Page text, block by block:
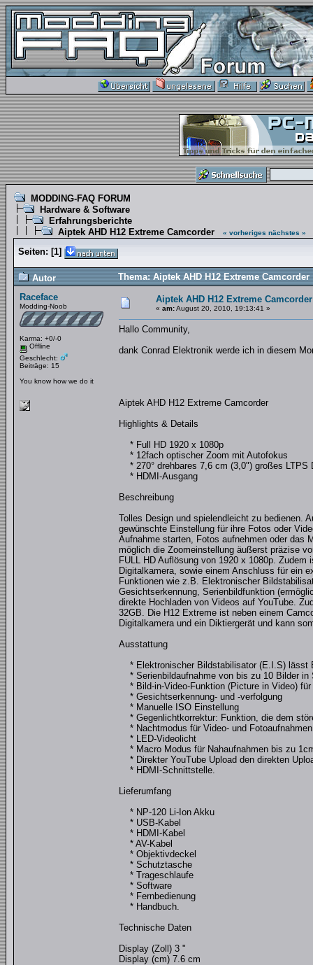
MODDING-FAQ FORUM
Hardware & Software
Erfahrungsberichte
Aiptek AHD H12 Extreme Camcorder
« vorheriges nächstes »
Seiten: [1]
Autor
Thema: Aiptek AHD H12 Extreme
Raceface
Modding-Noob
Karma: +0/-0
Offline
Geschlecht:
Beiträge: 15
You know how we do it
Aiptek AHD H12 Extreme Camcorder
« am:August 20, 2010, 19:13:41 »
Hallo Community,
dank Conrad Elektronik werde ich in diesem
Aiptek AHD H12 Extreme Camcorder
Highlights & Details
* Full HD 1920 x 1080p
* 12fach optischer Zoom mit Autofokus
* 270° drehbares 7,6 cm (3,0") großes LTPS
* HDMI-Ausgang
Beschreibung
Tolles Design und spielendleicht zu bedienen.
gewünschte Einstellung für ihre Fotos oder
Aufnahme starten, Fotos aufnehmen oder das
möglich die Zoomeinstellung äußerst präzise
FULL HD Auflösung von 1920 x 1080p.
Digitalkamera, sowie einem Anschluss für ein
Funktionen wie z.B. Elektronischer
Gesichtserkennung, Serienbildfunktion
direkte Hochladen von Videos auf YouTube.
32GB. Die H12 Extreme ist neben einem
Digitalkamera und ein Diktiergerät und kann
Ausstattung
* Elektronischer Bildstabilisator (E.I.S) lässt
* Serienbildaufnahme von bis zu 10 Bilder in
* Bild-in-Video-Funktion (Picture in Video)
* Gesichtserkennung- und -verfolgung
* Manuelle ISO Einstellung
* Gegenlichtkorrektur: Funktion, die dem
* Nachtmodus für Video- und
* LED-Videolicht
* Macro Modus für Nahaufnahmen bis zu
* Direkter YouTube Upload den direkten
* HDMI-Schnittstelle.
Lieferumfang
* NP-120 Li-Ion Akku
* USB-Kabel
* HDMI-Kabel
* AV-Kabel
* Objektivdeckel
* Schutztasche
* Trageschlaufe
* Software
* Fernbedienung
* Handbuch.
Technische Daten
Display (Zoll) 3 "
Display (cm) 7.6 cm